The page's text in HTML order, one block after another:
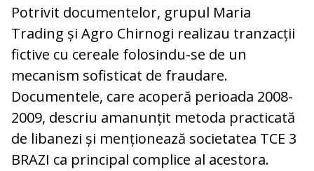
Potrivit documentelor, grupul Maria
Trading și Agro Chirnogi realizau tranzacții
fictive cu cereale folosindu-se de un
mecanism sofisticat de fraudare.
Documentele, care acoperă perioada 2008-
2009, descriu amanunțit metoda practicată
de libanezi și menționează societatea TCE 3
BRAZI ca principal complice al acestora.